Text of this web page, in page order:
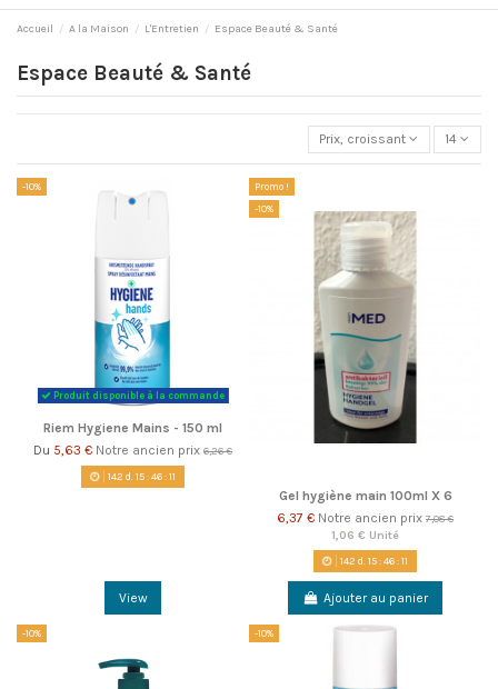
Accueil A la Maison L'Entretien Espace Beauté & Santé
Espace Beauté & Santé
Prix, croissant 14
-10%
Produit disponible à la commande
Riem Hygiene Mains - 150 ml
Du 5,63 € Notre ancien prix 6,26 €
142 d. 15:46:10
View
Promo !
-10%
Gel hygiène main 100ml X 6
6,37 € Notre ancien prix 7,08 €
1,06 € Unité
142 d. 15:46:10
Ajouter au panier
-10% -10%